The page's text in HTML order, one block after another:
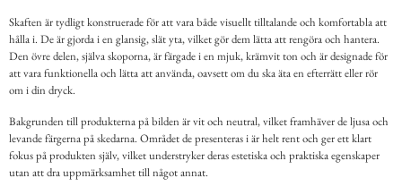
Skaften är tydligt konstruerade för att vara både visuellt tilltalande och komfortabla att
hålla i. De är gjorda i en glansig, slät yta, vilket gör dem lätta att rengöra och hantera.
Den övre delen, själva skoporna, är färgade i en mjuk, krämvit ton och är designade för
att vara funktionella och lätta att använda, oavsett om du ska äta en efterrätt eller rör
om i din dryck.
Bakgrunden till produkterna på bilden är vit och neutral, vilket framhäver de ljusa och
levande färgerna på skedarna. Området de presenteras i är helt rent och ger ett klart
fokus på produkten själv, vilket understryker deras estetiska och praktiska egenskaper
utan att dra uppmärksamhet till något annat.